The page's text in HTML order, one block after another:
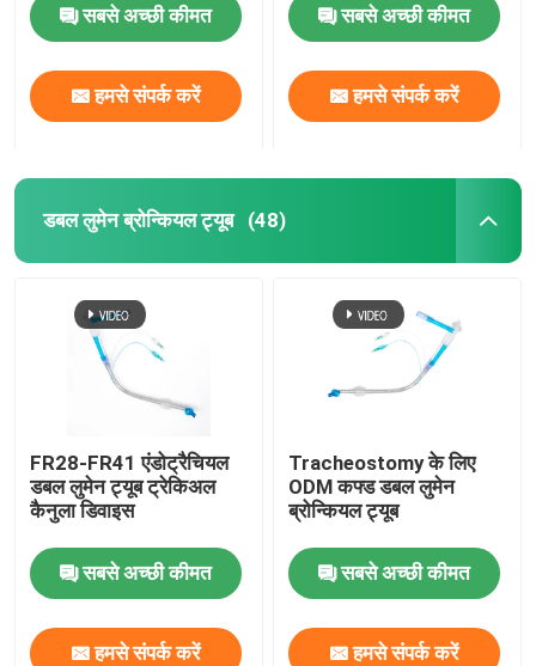
सबसे अच्छी कीमत
हमसे संपर्क करें
सबसे अच्छी कीमत
हमसे संपर्क करें
डबल लुमेन ब्रोन्कियल ट्यूब (48)
FR28-FR41 एंडोट्रैचियल
डबल लुमेन ट्यूब ट्रेकिअल
कैनुला डिवाइस
सबसे अच्छी कीमत
हमसे संपर्क करें
Tracheostomy के लिए
ODM कफ्ड डबल लुमेन
ब्रोन्कियल ट्यूब
सबसे अच्छी कीमत
हमसे संपर्क करें